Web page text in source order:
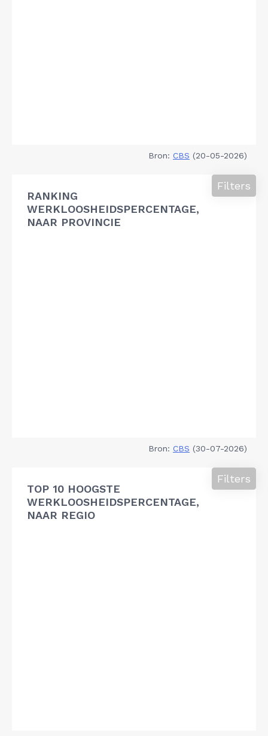
Bron: CBS (20-05-2026)
RANKING
WERKLOOSHEIDSPERCENTAGE,
NAAR PROVINCIE
Filters
Bron: CBS (30-07-2026)
TOP 10 HOOGSTE
WERKLOOSHEIDSPERCENTAGE,
NAAR REGIO
Filters